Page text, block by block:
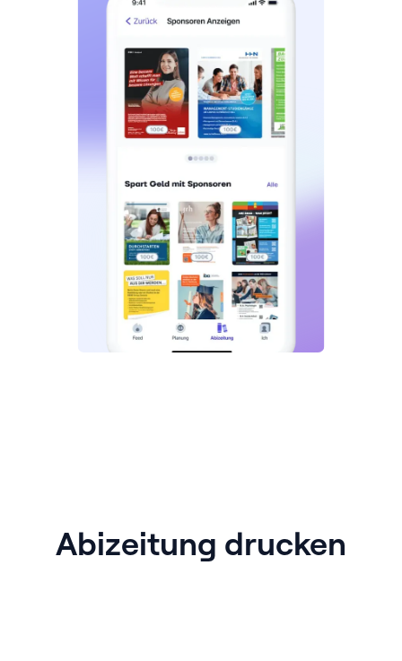
Abizeitung drucken